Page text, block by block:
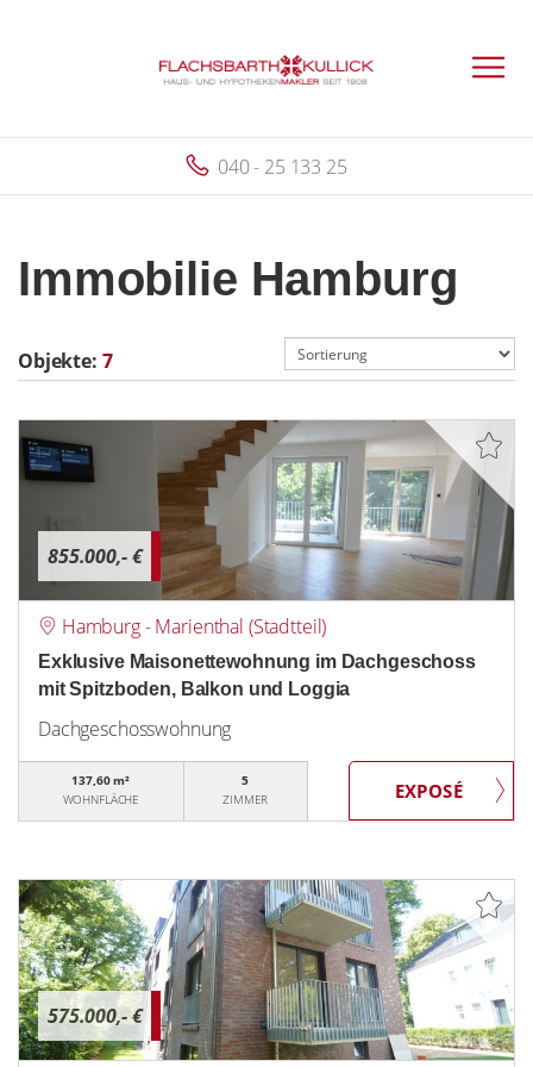
040 - 25 133 25
Immobilie Hamburg
Objekte: 7
855.000,- €
Hamburg - Marienthal (Stadtteil)
Exklusive Maisonettewohnung im Dachgeschoss
mit Spitzboden, Balkon und Loggia
Dachgeschosswohnung
137,60 m²
WOHNFLÄCHE
5
ZIMMER
575.000,- €